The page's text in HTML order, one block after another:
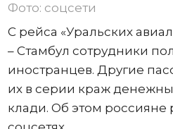
Фото: соцсети
С рейса «Уральских
– Стамбул сотрудники
иностранцев. Другие
их в серии краж
клади. Об этом россияне